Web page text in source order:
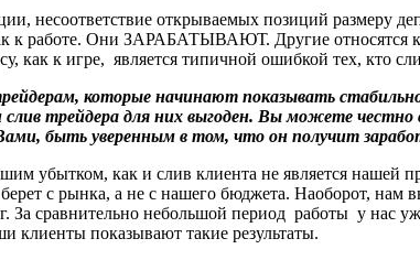
несоответствие открываемых позиций размеру
к работе. Они ЗАРАБАТЫВАЮТ. Другие относятся
к игре, является типичной ошибкой тех, кто
которые начинают показывать
трейдера для них выгоден. Вы можете
быть уверенным в том, что он получит
убытком, как и слив клиента не является
с рынка, а не с нашего бюджета. Наоборот, нам
сравнительно небольшой период работы у нас
клиенты показывают такие результаты.